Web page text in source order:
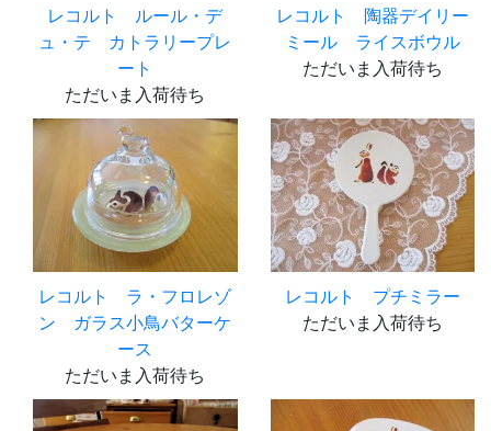
レコルト ルール・デ
ュ・テ カトラリープレ
ート
ただいま入荷待ち
レコルト 陶器デイリー
ミール ライスボウル
ただいま入荷待ち
レコルト ラ・フロレゾ
ン ガラス小鳥バターケ
ース
ただいま入荷待ち
レコルト プチミラー
ただいま入荷待ち